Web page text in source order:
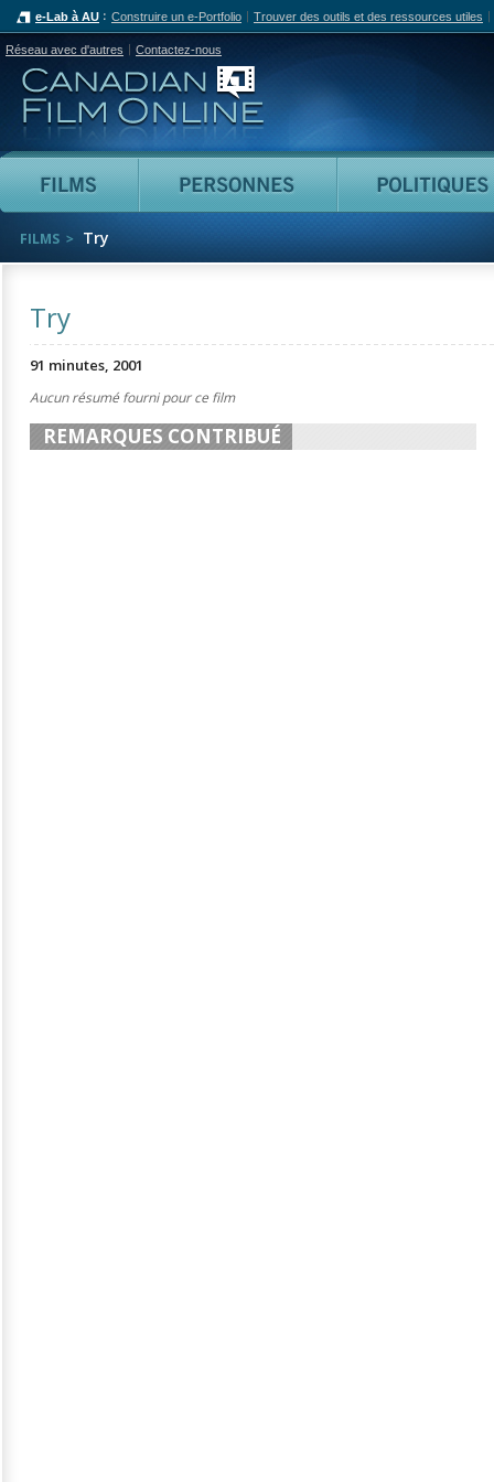
e-Lab à AU Construire un e-Portfolio Trouver des outils et des ressources utiles
Réseau avec d'autres Contactez-nous
Canadian Film Online
Films Personnes
FILMS Try
Try
91 minutes, 2001
Aucun résumé fourni pour ce film
REMARQUES CONTRIBUÉ